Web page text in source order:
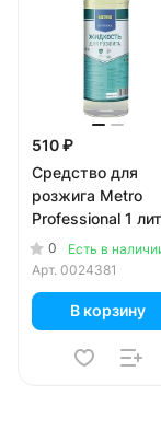
510 ₽
Средство для
розжига Metro
Professional 1
0
Есть в
Арт. 0024381
В корзину